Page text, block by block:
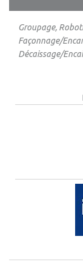
Groupage,
Façonnage/
Décaissage/